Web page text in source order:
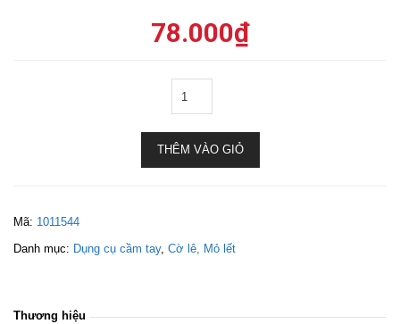
78.000₫
THÊM VÀO GIỎ
Mã: 1011544
Danh mục: Dụng cụ cầm tay, Cờ lê, Mỏ lết
Thương hiệu